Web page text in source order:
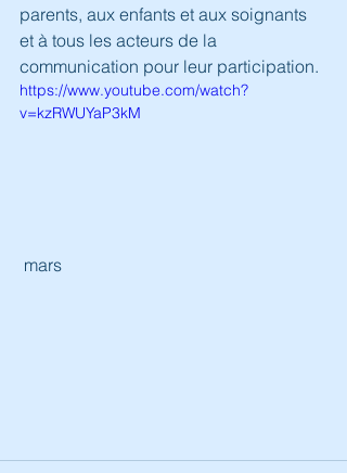
parents, aux enfants et aux soignants
et à tous les acteurs de la
communication pour leur participation.
https://www.youtube.com/watch?
v=kzRWUYaP3kM
mars